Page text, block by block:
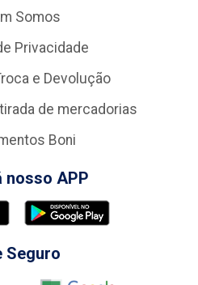
Somos
Privacidade
e Devolução
de mercadorias
Boni
nosso APP
Seguro